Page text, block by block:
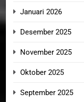
Januari 2026
Desember 2025
November 2025
Oktober 2025
September 2025